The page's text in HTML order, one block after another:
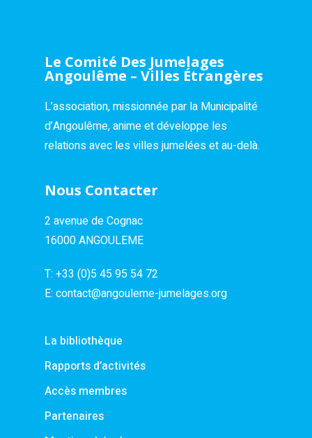
Le Comité Des Jumelages
Angoulême – Villes Étrangères
L’association, missionnée par la Municipalité
d’Angoulême, anime et développe les
relations avec les villes jumelées et au-delà.
Nous Contacter
2 avenue de Cognac
16000 ANGOULEME
T: +33 (0)5 45 95 54 72
E: contact@angouleme-jumelages.org
La bibliothèque
Rapports d’activités
Accès membres
Partenaires